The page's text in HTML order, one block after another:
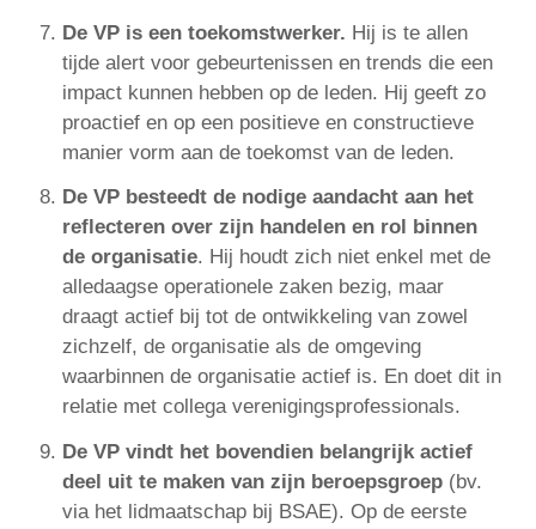
De VP is een toekomstwerker. Hij is te allen
tijde alert voor gebeurtenissen en trends die een
impact kunnen hebben op de leden. Hij geeft zo
proactief en op een positieve en constructieve
manier vorm aan de toekomst van de leden.
De VP besteedt de nodige aandacht aan het
reflecteren over zijn handelen en rol binnen
de organisatie. Hij houdt zich niet enkel met de
alledaagse operationele zaken bezig, maar
draagt actief bij tot de ontwikkeling van zowel
zichzelf, de organisatie als de omgeving
waarbinnen de organisatie actief is. En doet dit in
relatie met collega verenigingsprofessionals.
De VP vindt het bovendien belangrijk actief
deel uit te maken van zijn beroepsgroep (bv.
via het lidmaatschap bij BSAE). Op de eerste